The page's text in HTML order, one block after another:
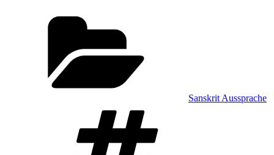
Sanskrit Aussprache